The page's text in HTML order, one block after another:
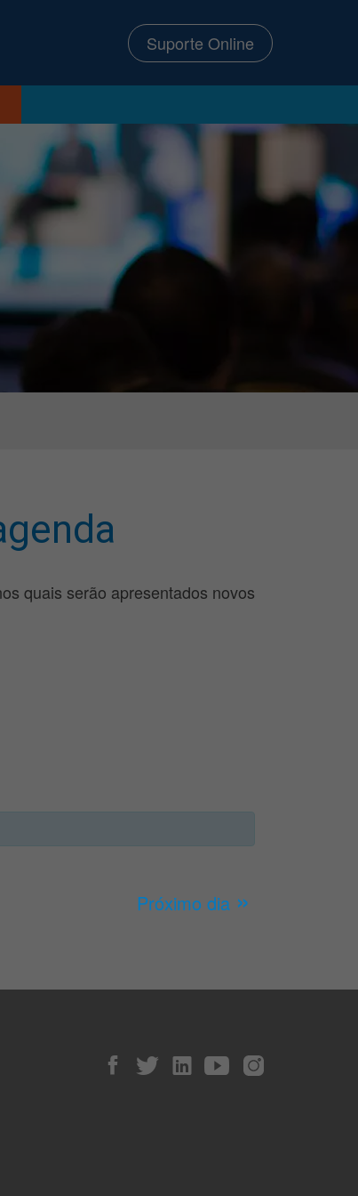
Suporte Online
quais serão apresentados novos
Próximo dia »